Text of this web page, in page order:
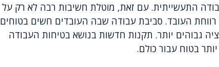
התעשייתית. עם זאת, מוטלת חשיבות רבה לא רק על
העובד. סביבת עבודה שבה העובדים חשים בטוחים
גבוהים יותר. תקנות חדשות בנושא בטיחות העבודה
בטוח עבור כולם.